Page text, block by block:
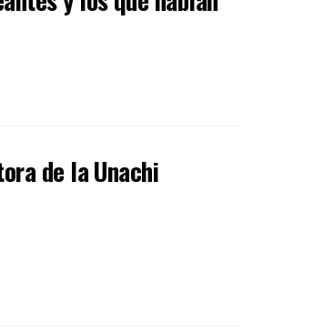
de la Unachi